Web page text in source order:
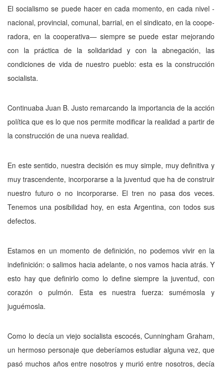
El socialismo se puede hacer en cada momento, en cada nivel -
nacional, provincial, comunal, barrial, en el sindicato, en la coope­
radora, en la cooperativa— siempre se puede estar mejorando
con la práctica de la solidari­dad y con la abnegación, las
condiciones de vi­da de nuestro pueblo: esta es la construcción
socialista.
Continuaba Juan B. Justo remarcando la importancia de la acción
política que es lo que nos permite modificar la realidad a partir de
la construcción de una nueva realidad.
En este sentido, nuestra decisión es muy simple, muy definitiva y
muy trascendente, incorporarse a la juventud que ha de construir
nuestro futuro o no incorporarse. El tren no pasa dos veces.
Tenemos una posibilidad hoy, en esta Argentina, con todos sus
defectos.
Estamos en un momento de definición, no podemos vivir en la
indefinición: o salimos hacia adelante, o nos vamos hacia atrás. Y
es­to hay que definirlo como lo define siempre la juventud, con
corazón o pulmón. Esta es nuestra fuerza: sumémosla y
juguémosla.
Como lo decía un viejo socialista esco­cés, Cunningham Graham,
un hermoso perso­naje que deberíamos estudiar alguna vez, que
pasó muchos años entre nosotros y murió en­tre nosotros, decía